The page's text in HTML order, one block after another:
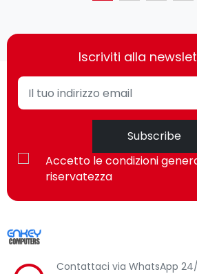
Iscriviti alla
Subscribe
Accetto le condizioni
riservatezza
Contattaci via WhatsApp